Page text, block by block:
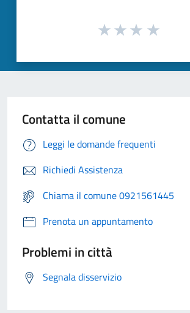
Contatta il comune
Leggi le domande frequenti
Richiedi Assistenza
Chiama il comune 0921561445
Prenota un appuntamento
Problemi in città
Segnala disservizio